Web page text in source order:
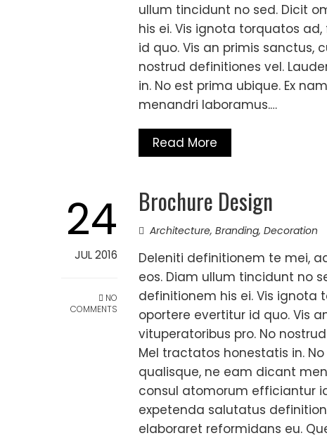
ullum tincidunt no sed. Dicit
his ei. Vis ignota torquatos
id quo. Vis an primis sanctus,
nostrud definitiones vel.
in. No est prima ubique. Ex
menandri laboramus.…
Read More
24
JUL 2016
NO
COMMENTS
Brochure Design
Architecture, Branding, Decoration
Deleniti definitionem te mei,
eos. Diam ullum tincidunt no
definitionem his ei. Vis ignota
oportere evertitur id quo. Vis
vituperatoribus pro. No
Mel tractatos honestatis in.
qualisque, ne eam dicant
consul atomorum efficiantur
expetenda salutatus
elaboraret reformidans eu.